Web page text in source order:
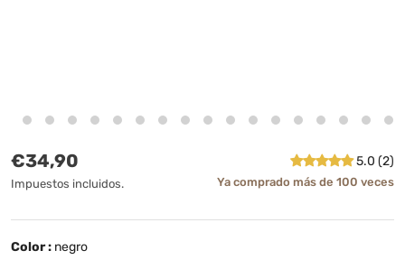
Precio normal
€34,90
Impuestos incluidos.
5.0 (2)
Ya comprado más de 100 veces
Color : negro